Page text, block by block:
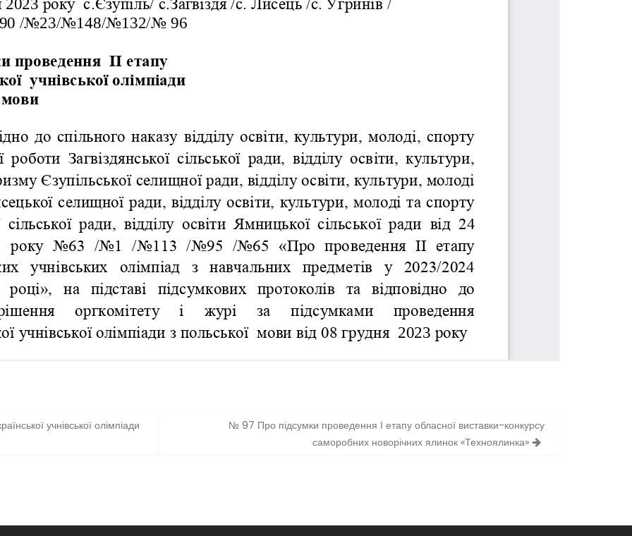
учнівської олімпіади
№ 97 Про підсумки проведення І етапу обласної виставки-конкурсу
саморобних новорічних ялинок «Техноялинка»